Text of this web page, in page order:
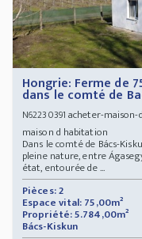
Hongrie: Ferme de
dans le comté de
N62230391 acheter-
maison d habitation
Dans le comté de Bács-
pleine nature, entre
état, entourée de ...
Pièces: 2
Espace vital: 75,00m²
Propriété: 5.784,00m²
Bács-Kiskun